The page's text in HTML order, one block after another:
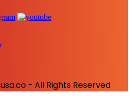
- All Rights Reserved